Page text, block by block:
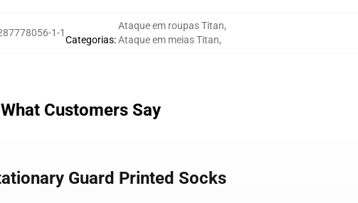
1-1
Categorias:
Ataque em roupas Titan,
Ataque em meias Titan,
What Customers Say
Guard Printed Socks